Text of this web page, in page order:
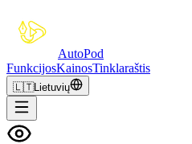
AutoPod
FunkcijosKainosTinklaraštis
🇱🇹Lietuvių